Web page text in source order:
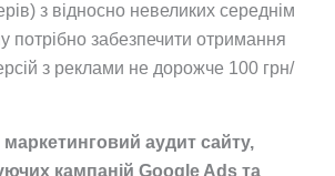
з відносно невеликих середнім
потрібно забезпечити отримання
з реклами не дорожче 100 грн/
аудит сайту,
кампаній Google Ads та